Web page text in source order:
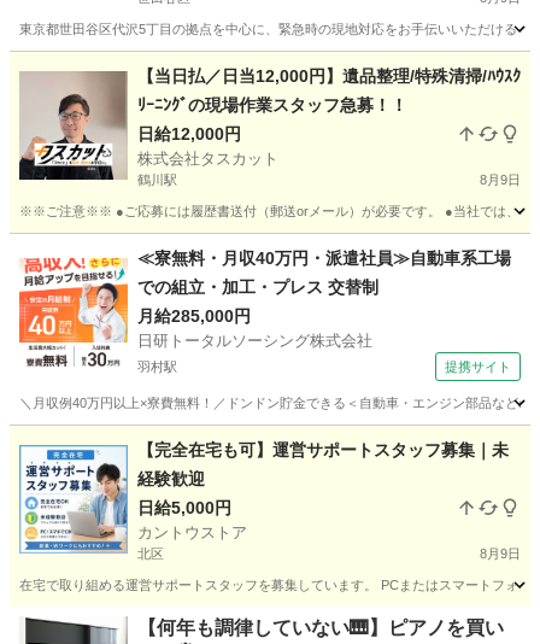
東京都世田谷区代沢5丁目の拠点を中心に、緊急時の現地対応をお手伝いいただける
その他 保健所
【当日払／日当12,000円】遺品整理/特殊清掃/ﾊｳｽｸ
ﾘｰﾆﾝｸﾞの現場作業スタッフ急募！！
日給12,000円
株式会社タスカット
鶴川駅 8月9日
※※ご注意※※ ●ご応募には履歴書送付（郵送orメール）が必要です。 ●当社では、公
鶴川駅 清掃 現場作業員
≪寮無料・月収40万円・派遣社員≫自動車系工場
での組立・加工・プレス 交替制
月給285,000円
日研トータルソーシング株式会社
羽村駅 提携サイト
＼月収例40万円以上×寮費無料！／ドンドン貯金できる＜自動車・エンジン部品など
羽村駅 その他
【完全在宅も可】運営サポートスタッフ募集｜未
経験歓迎
日給5,000円
カントウストア
北区 8月9日
在宅で取り組める運営サポートスタッフを募集しています。 PCまたはスマートフォ
東京 北区 軽作業 スタッフ
【何年も調律していない🎹】ピアノを買い